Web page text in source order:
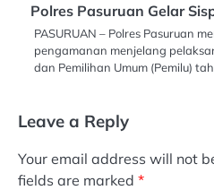
Polres Pasuruan Gelar
PASURUAN – Polres Pasuruan
pengamanan menjelang
dan Pemilihan Umum (Pemilu)
Leave a Reply
Your email address will not
fields are marked *